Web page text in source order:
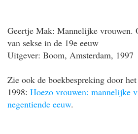
Geertje Mak: Mannelijke vrouwen.
van sekse in de 19e eeuw
Uitgever: Boom, Amsterdam, 1997
Zie ook de boekbespreking door
1998: Hoezo vrouwen: mannelijke
negentiende eeuw.